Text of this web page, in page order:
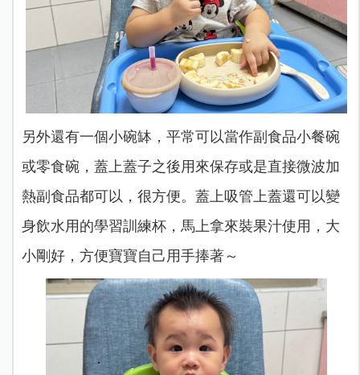
另外還有一個小碗缽，平常可以當作副食品小餐碗
或零食碗，蓋上蓋子之後用來保存或是直接微波加
熱副食品都可以，很方便。蓋上吸管上蓋還可以變
身飲水用的學習訓練杯，馬上拿來裝果汁使用，大
小剛好，方便寶寶自己用手捧著～